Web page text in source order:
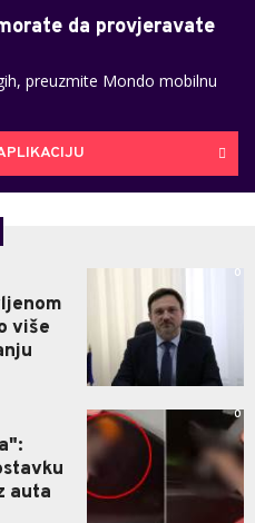
da provjeravate
preuzmite Mondo mobilnu
više
0
auta
0